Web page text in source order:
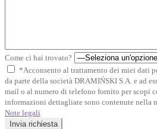
Come ci hai trovato?
*Acconsento al trattamento dei miei dati
da parte della società DRAMIŃSKI S.A. e ad
mail o al numero di telefono fornito per scopi
informazioni dettagliate sono contenute nella
Note legali
Invia richiesta